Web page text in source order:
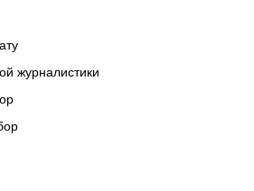
журналистики